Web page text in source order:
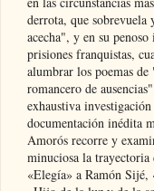
derrota, que
acecha", y en su
prisiones franquistas,
alumbrar los poemas
romancero de
exhaustiva
documentación inédita
Amorós recorre y
minuciosa la trayectoria
«Elegía» a Ramón Sijé,